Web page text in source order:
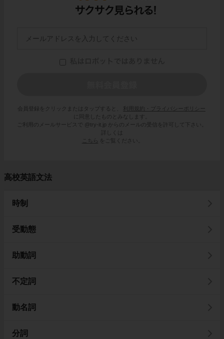
会員登録をクリックまたはタップすると、
利用規約・プライバシーポリシー
に同意したものとみなします。
ご利用のメールサービスで @try-it.jp からのメールの受信を許可して下さい。
詳しくは
こちら
をご覧ください。
高校英語文法
時制
受動態
助動詞
不定詞
動名詞
分詞